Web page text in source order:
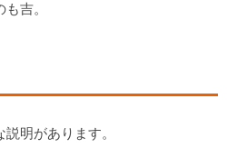
吉。
明があります。